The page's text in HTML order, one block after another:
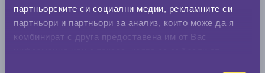
партньорските си социални медии, рекламните си
партньори и партньори за анализ, които може да я
комбинират с друга предоставена им от Вас
Стар размер